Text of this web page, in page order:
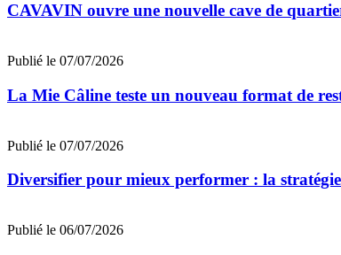
CAVAVIN ouvre une nouvelle cave de
Publié le 07/07/2026
La Mie Câline teste un nouveau format de
Publié le 07/07/2026
Diversifier pour mieux performer : la
Publié le 06/07/2026